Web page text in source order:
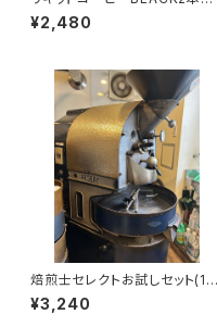
ット
¥2,480
焙煎士セレクトお試しセット(10
0g×3袋)
¥3,240